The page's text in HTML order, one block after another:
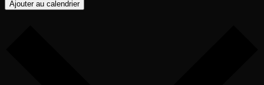
Ajouter au calendrier